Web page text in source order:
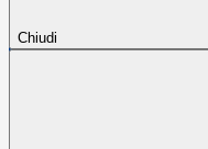
Chiudi